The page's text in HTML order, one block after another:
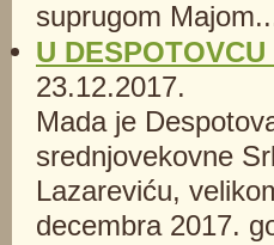
suprugom
U
23.12.2017.
Mada je
srednjovekovne
Lazareviću,
decembra 2017.